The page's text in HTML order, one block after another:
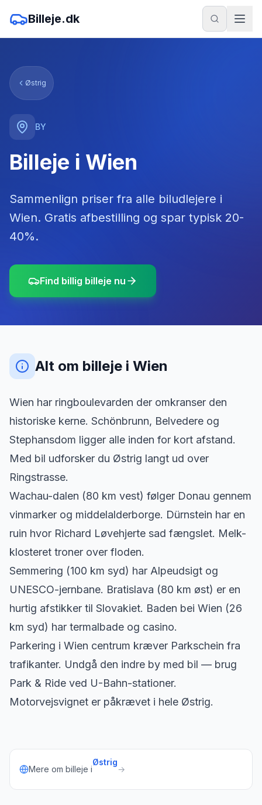
Billeje.dk
Østrig
BY
Billeje i Wien
Sammenlign priser fra alle biludlejere i
Wien. Gratis afbestilling og spar typisk 20-
40%.
Find billig billeje nu
Alt om billeje i Wien
Wien har ringboulevarden der omkranser den
historiske kerne. Schönbrunn, Belvedere og
Stephansdom ligger alle inden for kort afstand.
Med bil udforsker du Østrig langt ud over
Ringstrasse.
Wachau-dalen (80 km vest) følger Donau gennem
vinmarker og middelalderborge. Dürnstein har en
ruin hvor Richard Løvehjerte sad fængslet. Melk-
klosteret troner over floden.
Semmering (100 km syd) har Alpeudsigt og
UNESCO-jernbane. Bratislava (80 km øst) er en
hurtig afstikker til Slovakiet. Baden bei Wien (26
km syd) har termalbade og casino.
Parkering i Wien centrum kræver Parkschein fra
trafikanter. Undgå den indre by med bil — brug
Park & Ride ved U-Bahn-stationer.
Motorvejsvignet er påkrævet i hele Østrig.
Mere om billeje i
Østrig
→